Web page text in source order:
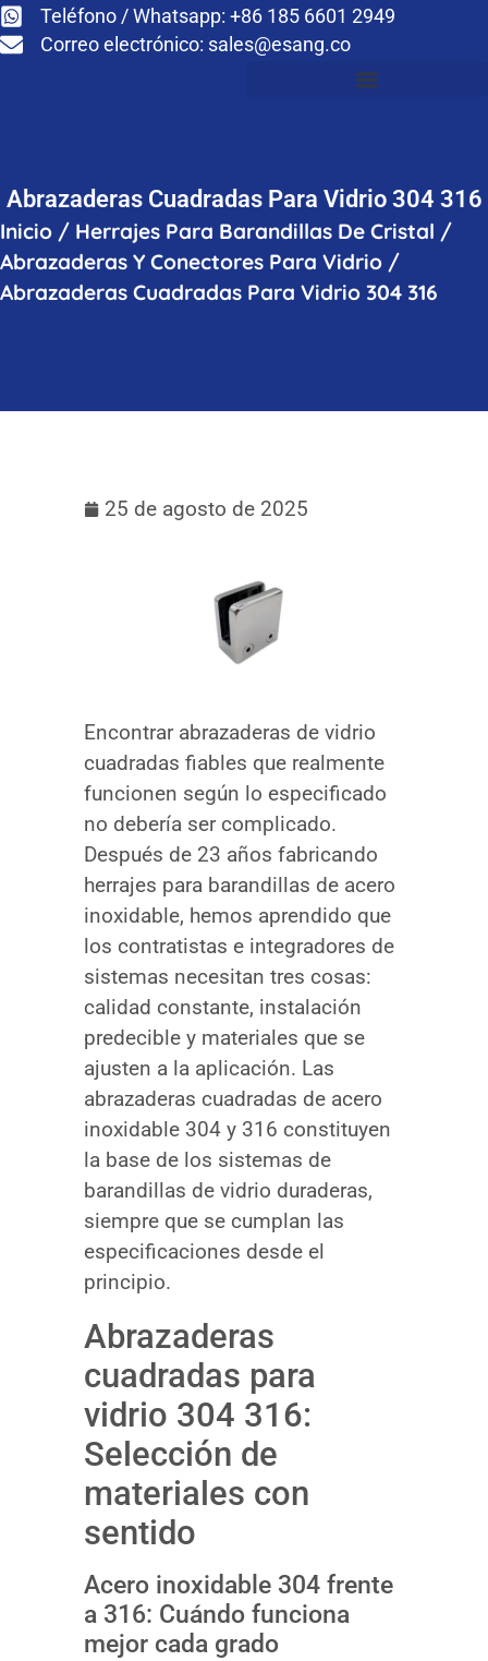
Teléfono / Whatsapp: +86 185 6601 2949
Correo electrónico: sales@esang.co
Abrazaderas Cuadradas Para Vidrio 304 316
Inicio / Herrajes Para Barandillas De Cristal /
Abrazaderas Y Conectores Para Vidrio /
Abrazaderas Cuadradas Para Vidrio 304 316
25 de agosto de 2025
Encontrar abrazaderas de vidrio
cuadradas fiables que realmente
funcionen según lo especificado
no debería ser complicado.
Después de 23 años fabricando
herrajes para barandillas de acero
inoxidable, hemos aprendido que
los contratistas e integradores de
sistemas necesitan tres cosas:
calidad constante, instalación
predecible y materiales que se
ajusten a la aplicación. Las
abrazaderas cuadradas de acero
inoxidable 304 y 316 constituyen
la base de los sistemas de
barandillas de vidrio duraderas,
siempre que se cumplan las
especificaciones desde el
principio.
Abrazaderas
cuadradas para
vidrio 304 316:
Selección de
materiales con
sentido
Acero inoxidable 304 frente
a 316: Cuándo funciona
mejor cada grado